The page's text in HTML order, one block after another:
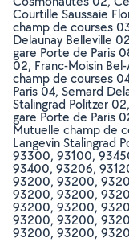
Courtille Saussaie
champ de courses
Delaunay Belleville
gare Porte de Paris
02, Franc-Moisin
champ de courses
Paris 04, Semard
Stalingrad Politzer
gare Porte de Paris
Mutuelle champ de
Langevin Stalingrad
93300, 93100,
93400, 93206,
93200, 93200,
93200, 93200,
93200, 93200,
93200, 93200,
93200, 93200,